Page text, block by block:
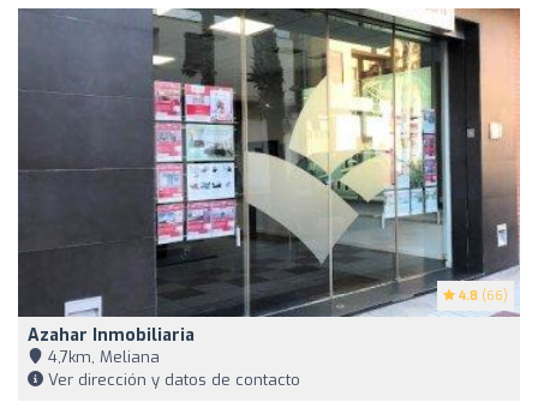
4.8 (66)
Azahar Inmobiliaria
4,7km, Meliana
Ver dirección y datos de contacto